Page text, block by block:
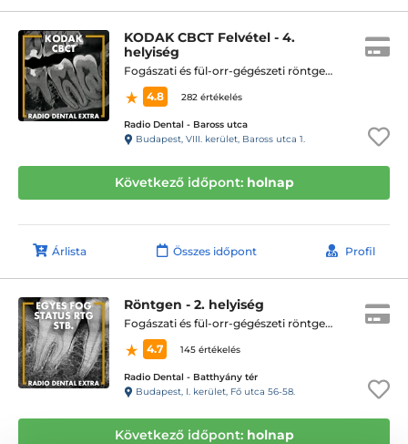
KODAK CBCT Felvétel - 4.
helyiség
Fogászati és fül-orr-gégészeti röntgen, cbct készítése
4.8
282 értékelés
Radio Dental - Baross utca
Budapest, VIII. kerület, Baross utca 1.
Következő időpont: holnap
Árlista Összes időpont Profil
Röntgen - 2. helyiség
Fogászati és fül-orr-gégészeti röntgen, cbct készítése
4.7
145 értékelés
Radio Dental - Batthyány tér
Budapest, I. kerület, Fő utca 56-58.
Következő időpont: holnap